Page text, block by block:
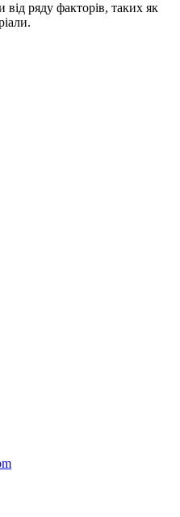
від ряду факторів, таких як